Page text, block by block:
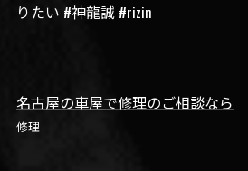
りたい #神龍誠 #rizin
名古屋の車屋で修理のご相談なら
修理